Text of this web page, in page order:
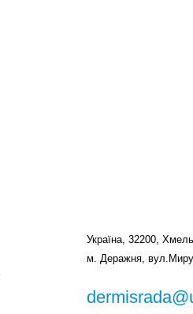
Україна, 32200,
м. Деражня,